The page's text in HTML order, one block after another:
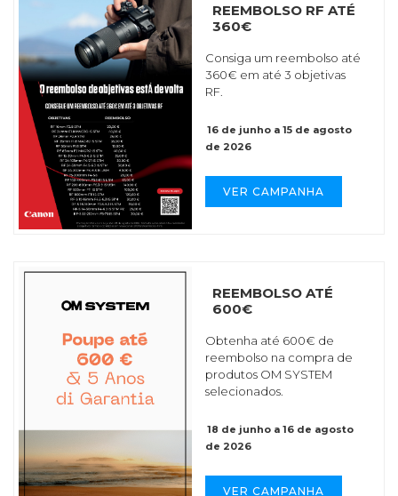
REEMBOLSO RF ATÉ
360€
Consiga um reembolso até
360€ em até 3 objetivas
RF.
16 de junho a 15 de agosto
de 2026
VER CAMPANHA
REEMBOLSO ATÉ
600€
Obtenha até 600€ de
reembolso na compra de
produtos OM SYSTEM
selecionados.
18 de junho a 16 de agosto
de 2026
VER CAMPANHA